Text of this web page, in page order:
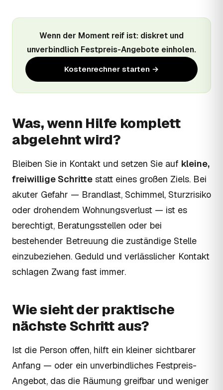
Wenn der Moment reif ist: diskret und
unverbindlich Festpreis-Angebote einholen.
Kostenrechner starten →
Was, wenn Hilfe komplett
abgelehnt wird?
Bleiben Sie in Kontakt und setzen Sie auf kleine,
freiwillige Schritte statt eines großen Ziels. Bei
akuter Gefahr — Brandlast, Schimmel, Sturzrisiko
oder drohendem Wohnungsverlust — ist es
berechtigt, Beratungsstellen oder bei
bestehender Betreuung die zuständige Stelle
einzubeziehen. Geduld und verlässlicher Kontakt
schlagen Zwang fast immer.
Wie sieht der praktische
nächste Schritt aus?
Ist die Person offen, hilft ein kleiner sichtbarer
Anfang — oder ein unverbindliches Festpreis-
Angebot, das die Räumung greifbar und weniger